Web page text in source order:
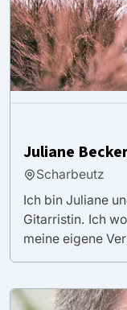
Juliane
Scharbeutz
Ich bin Juliane
Gitarristin. Ich
meine eigene